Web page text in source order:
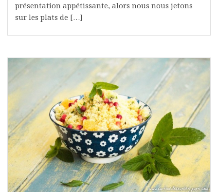
présentation appétissante, alors nous nous jetons
sur les plats de […]